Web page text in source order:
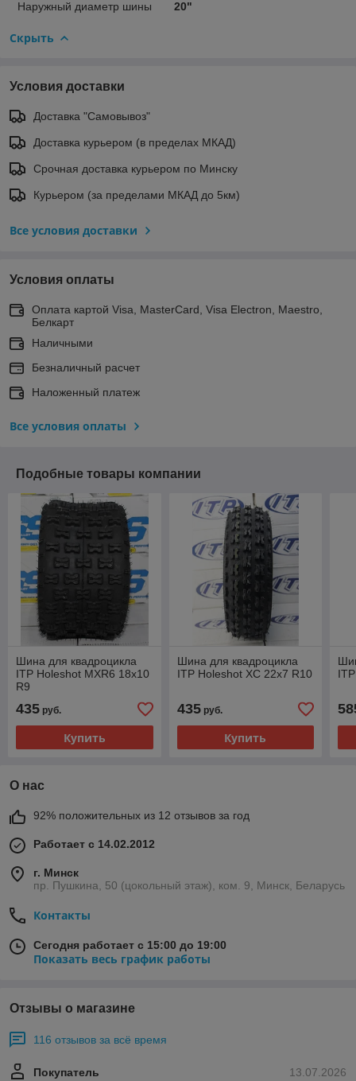
Наружный диаметр шины 20"
Скрыть
Условия доставки
Доставка "Самовывоз"
Доставка курьером (в пределах МКАД)
Срочная доставка курьером по Минску
Курьером (за пределами МКАД до 5км)
Все условия доставки
Условия оплаты
Оплата картой Visa, MasterCard, Visa Electron, Maestro,
Белкарт
Наличными
Безналичный расчет
Наложенный платеж
Все условия оплаты
Подобные товары компании
Шина для квадроцикла
ITP Holeshot MXR6 18x10
R9
435 руб.
Купить
Шина для квадроцикла
ITP Holeshot XC 22x7 R10
435руб.
Купить
О нас
92% положительных из 12 отзывов за год
Работает с 14.02.2012
г. Минск
пр. Пушкина, 50 (цокольный этаж), ком. 9, Минск, Беларусь
Контакты
Сегодня работает с 15:00 до 19:00
Показать весь график работы
Отзывы о магазине
116 отзывов за всё время
13.07.2026
Покупатель